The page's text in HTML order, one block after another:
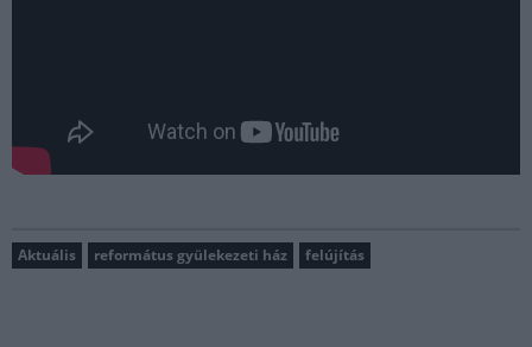
Aktuális református gyülekezeti ház felújítás